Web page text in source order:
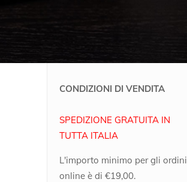
CONDIZIONI DI VENDITA
SPEDIZIONE GRATUITA IN
TUTTA ITALIA
L'importo minimo per gli ordini
online è di €19,00.